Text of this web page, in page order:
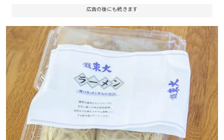
広告の後にも続きます